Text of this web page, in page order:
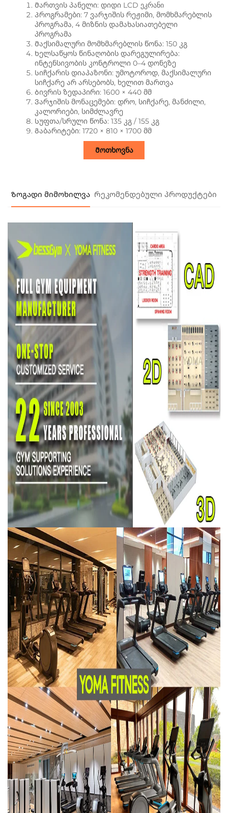
Მართვის პანელი: დიდი LCD ეკრანი
Პროგრამები: 7 ვარჯიშის რეჟიმი, მომხმარებლის
პროგრამა, 4 მიზნის დამახასიათებელი
პროგრამა
Მაქსიმალური მომხმარებლის წონა: 150 კგ
Ხელსაწყოს წინაღობის დარეგულირება:
ინტენსივობის კონტროლი 0–4 დონეზე
Სიჩქარის დიაპაზონი: უმოტოროდ, მაქსიმალური
სიჩქარე არ არსებობს, ხელით მართვა
Ბივრის ზედაპირი: 1600 × 440 მმ
Ვარჯიშის მონაცემები: დრო, სიჩქარე, მანძილი,
კალორიები, სიმძლავრე
Სუფთა/სრული წონა: 135 კგ / 155 კგ
Გაბარიტები: 1720 × 810 × 1700 მმ
Მოთხოვნა
Ზოგადი მიმოხილვა Რეკომენდებული პროდუქტები